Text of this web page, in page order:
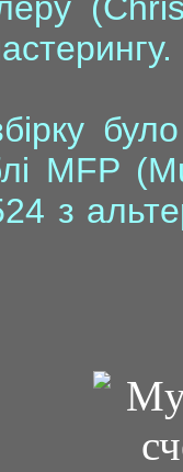
MFP
з